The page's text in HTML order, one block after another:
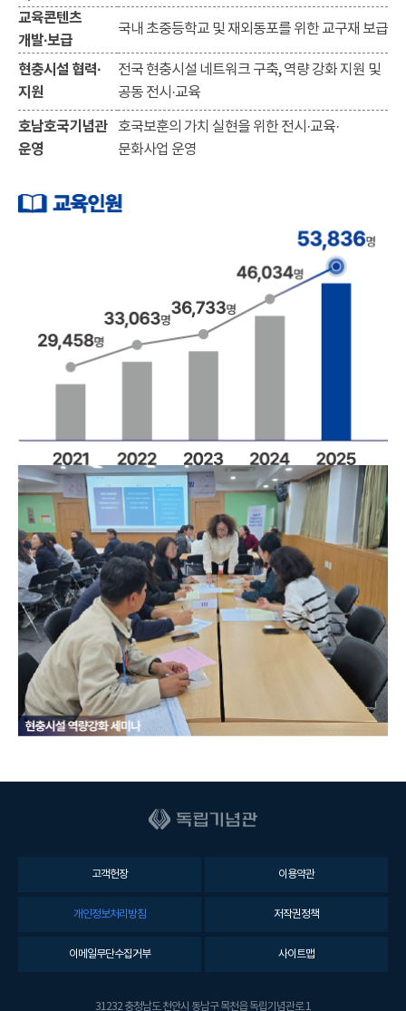
교육콘텐츠
개발·보급
국내 초중등학교 및 재외동포를 위한 교구재 보급
현충시설 협력·
지원
전국 현충시설 네트워크 구축, 역량 강화 지원 및
공동 전시·교육
호남호국기념관
운영
호국보훈의 가치 실현을 위한 전시·교육·
문화사업 운영
고객헌장 이용약관
개인정보처리방침 저작권정책
이메일무단수집거부 사이트맵
31232 충청남도 천안시 동남구 목천읍 독립기념관로 1